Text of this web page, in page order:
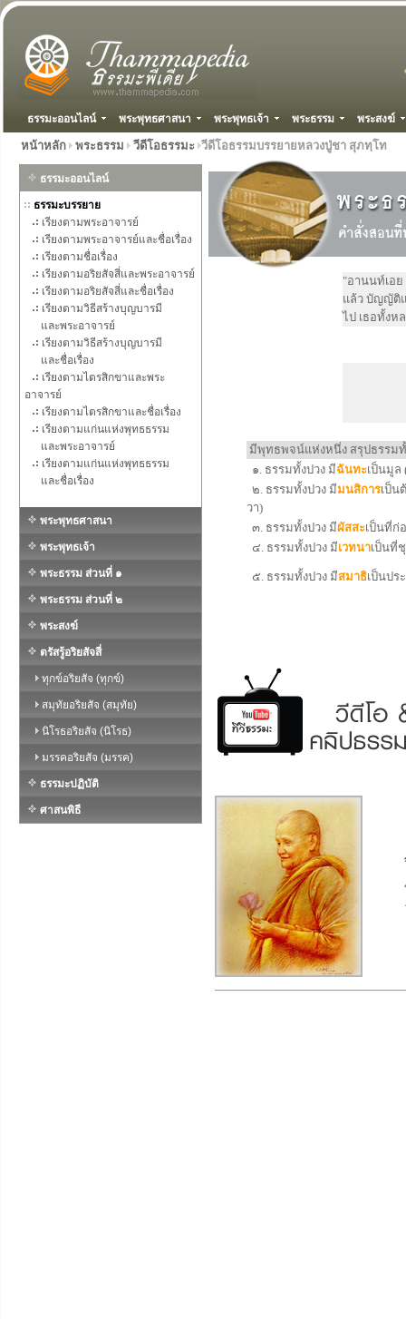
ธรรมะออนไลน์ พระพุทธศาสนา พระพุทธเจ้า พระธรรม พระสงฆ์
หน้าหลัก พระธรรม วีดีโอธรรมะ วีดีโอธรรมบรรยายหลวงปู่ชา สุภทฺโท
ธรรมะออนไลน์
ธรรมะบรรยาย
เรียงตามพระอาจารย์
เรียงตามพระอาจารย์และชื่อเรื่อง
เรียงตามชื่อเรื่อง
เรียงตามอริยสัจสี่และพระอาจารย์
เรียงตามอริยสัจสี่และชื่อเรื่อง
เรียงตามวิธีสร้างบุญบารมี
และพระอาจารย์
เรียงตามวิธีสร้างบุญบารมี
และชื่อเรื่อง
เรียงตามไตรสิกขาและพระ
อาจารย์
เรียงตามไตรสิกขาและชื่อเรื่อง
เรียงตามแก่นแห่งพุทธธรรม
และพระอาจารย์
เรียงตามแก่นแห่งพุทธธรรม
และชื่อเรื่อง
พระพุทธศาสนา
พระพุทธเจ้า
พระธรรม ส่วนที่ ๑
พระธรรม ส่วนที่ ๒
พระสงฆ์
ตรัสรู้อริยสัจสี่
ทุกข์อริยสัจ (ทุกข์)
สมุทัยอริยสัจ (สมุทัย)
นิโรธอริยสัจ (นิโรธ)
มรรคอริยสัจ (มรรค)
ธรรมะปฏิบัติ
ศาสนพิธี
"อานนท์เอย
แล้ว บัญญัติ
ไป เธอทั้งห
มีพุทธพจน์แห่งหนึ่ง สรุปธรรม
๑. ธรรมทั้งปวง มีฉันทะเป็นมู
๒. ธรรมทั้งปวง มีมนสิการเป็น
วา)
๓. ธรรมทั้งปวง มีผัสสะเป็นที่ก่
๔. ธรรมทั้งปวง มีเวทนาเป็นที่
๕. ธรรมทั้งปวง มีสมาธิเป็นปร